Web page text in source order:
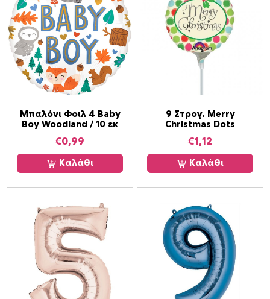
Μπαλόνι Φοιλ 4 Baby
Boy Woodland / 10 εκ
€0,99
Καλάθι
9 Στρογ. Merry
Christmas Dots
€1,12
Καλάθι